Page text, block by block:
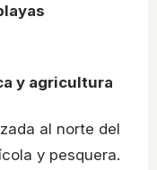
y agricultura
al norte del
y pesquera.